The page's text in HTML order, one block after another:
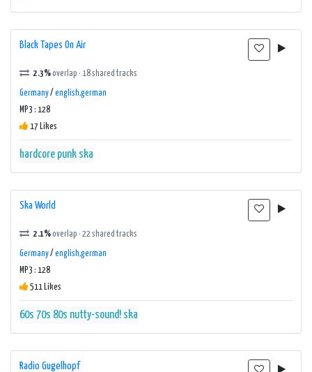
Black Tapes On Air
2.3%overlap · 18 shared tracks
Germany/ english,german
MP3 : 128
17 Likes
hardcore punk ska
Ska World
2.1%overlap · 22 shared tracks
Germany/ english,german
MP3 : 128
511 Likes
60s 70s 80s nutty-sound! ska
Radio Gugelhopf